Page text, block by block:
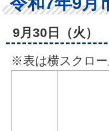
9月30日（火）
※表は横スクロー